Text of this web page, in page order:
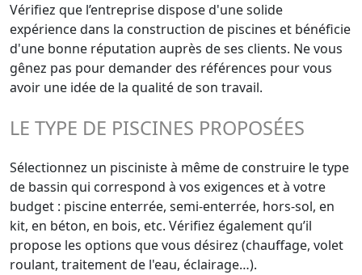
Vérifiez que l’entreprise dispose d'une solide
expérience dans la construction de piscines et bénéficie
d'une bonne réputation auprès de ses clients. Ne vous
gênez pas pour demander des références pour vous
avoir une idée de la qualité de son travail.
LE TYPE DE PISCINES PROPOSÉES
Sélectionnez un pisciniste à même de construire le type
de bassin qui correspond à vos exigences et à votre
budget : piscine enterrée, semi-enterrée, hors-sol, en
kit, en béton, en bois, etc. Vérifiez également qu’il
propose les options que vous désirez (chauffage, volet
roulant, traitement de l'eau, éclairage…).